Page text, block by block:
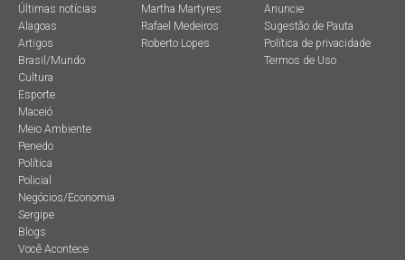
Últimas notícias
Alagoas
Artigos
Brasil/Mundo
Cultura
Esporte
Maceió
Meio Ambiente
Penedo
Política
Policial
Negócios/Economia
Sergipe
Blogs
Você Acontece
Martha Martyres
Rafael Medeiros
Roberto Lopes
Anuncie
Sugestão de Pauta
Política de privacidade
Termos de Uso